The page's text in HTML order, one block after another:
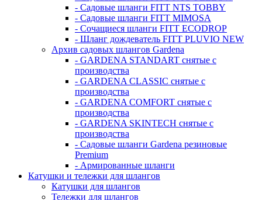
- Садовые шланги FITT NTS TOBBY
- Садовые шланги FITT MIMOSA
- Сочащиеся шланги FITT ECODROP
- Шланг дождеватель FITT PLUVIO NEW
Архив садовых шлангов Gardena
- GARDENA STANDART снятые с
производства
- GARDENA CLASSIC снятые с
производства
- GARDENA COMFORT снятые с
производства
- GARDENA SKINTECH снятые с
производства
- Садовые шланги Gardena резиновые
Premium
- Армированные шланги
Катушки и тележки для шлангов
Катушки для шлангов
Тележки для шлангов